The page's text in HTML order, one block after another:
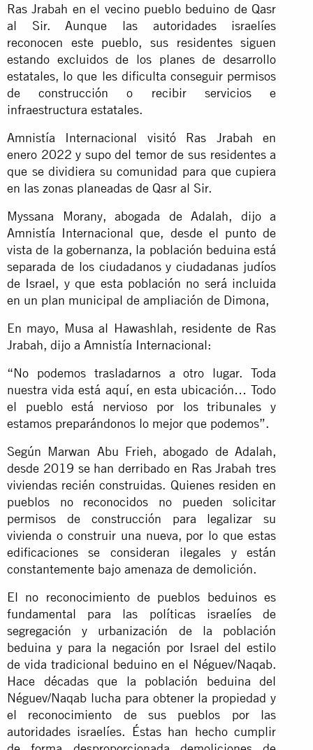
Ras Jrabah en el vecino pueblo beduino de Qasr
al Sir. Aunque las autoridades israelíes
reconocen este pueblo, sus residentes siguen
estando excluidos de los planes de desarrollo
estatales, lo que les dificulta conseguir permisos
de construcción o recibir servicios e
infraestructura estatales.
Amnistía Internacional visitó Ras Jrabah en
enero 2022 y supo del temor de sus residentes a
que se dividiera su comunidad para que cupiera
en las zonas planeadas de Qasr al Sir.
Myssana Morany, abogada de Adalah, dijo a
Amnistía Internacional que, desde el punto de
vista de la gobernanza, la población beduina está
separada de los ciudadanos y ciudadanas judíos
de Israel, y que esta población no será incluida
en un plan municipal de ampliación de Dimona,
En mayo, Musa al Hawashlah, residente de Ras
Jrabah, dijo a Amnistía Internacional:
“No podemos trasladarnos a otro lugar. Toda
nuestra vida está aquí, en esta ubicación… Todo
el pueblo está nervioso por los tribunales y
estamos preparándonos lo mejor que podemos”.
Según Marwan Abu Frieh, abogado de Adalah,
desde 2019 se han derribado en Ras Jrabah tres
viviendas recién construidas. Quienes residen en
pueblos no reconocidos no pueden solicitar
permisos de construcción para legalizar su
vivienda o construir una nueva, por lo que estas
edificaciones se consideran ilegales y están
constantemente bajo amenaza de demolición.
El no reconocimiento de pueblos beduinos es
fundamental para las políticas israelíes de
segregación y urbanización de la población
beduina y para la negación por Israel del estilo
de vida tradicional beduino en el Néguev/Naqab.
Hace décadas que la población beduina del
Néguev/Naqab lucha para obtener la propiedad y
el reconocimiento de sus pueblos por las
autoridades israelíes. Éstas han hecho cumplir